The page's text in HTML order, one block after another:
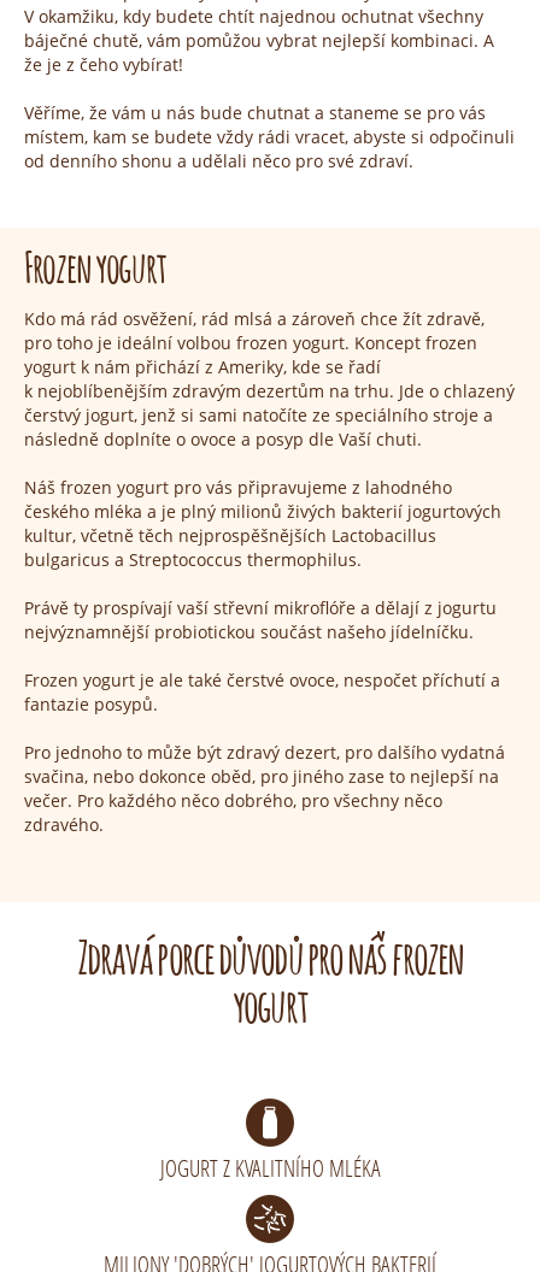
V okamžiku, kdy budete chtít najednou ochutnat všechny
báječné chutě, vám pomůžou vybrat nejlepší kombinaci. A
že je z čeho vybírat!
Věříme, že vám u nás bude chutnat a staneme se pro vás
místem, kam se budete vždy rádi vracet, abyste si odpočinuli
od denního shonu a udělali něco pro své zdraví.
Frozen yogurt
Kdo má rád osvěžení, rád mlsá a zároveň chce žít zdravě,
pro toho je ideální volbou frozen yogurt. Koncept frozen
yogurt k nám přichází z Ameriky, kde se řadí
k nejoblíbenějším zdravým dezertům na trhu. Jde o chlazený
čerstvý jogurt, jenž si sami natočíte ze speciálního stroje a
následně doplníte o ovoce a posyp dle Vaší chuti.
Náš frozen yogurt pro vás připravujeme z lahodného
českého mléka a je plný milionů živých bakterií jogurtových
kultur, včetně těch nejprospěšnějších Lactobacillus
bulgaricus a Streptococcus thermophilus.
Právě ty prospívají vaší střevní mikroflóře a dělají z jogurtu
nejvýznamnější probiotickou součást našeho jídelníčku.
Frozen yogurt je ale také čerstvé ovoce, nespočet příchutí a
fantazie posypů.
Pro jednoho to může být zdravý dezert, pro dalšího vydatná
svačina, nebo dokonce oběd, pro jiného zase to nejlepší na
večer. Pro každého něco dobrého, pro všechny něco
zdravého.
Zdravá porce důvodů pro náš frozen
yogurt
JOGURT Z KVALITNÍHO MLÉKA
MILIONY 'DOBRÝCH' JOGURTOVÝCH BAKTERIÍ